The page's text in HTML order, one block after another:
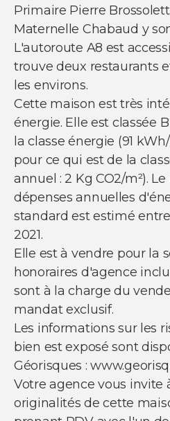
Primaire Pierre
Maternelle Chabaud y
L'autoroute A8 est
trouve deux restaurants
les environs.
Cette maison est très
énergie. Elle est classée
la classe énergie (91
pour ce qui est de la
annuel : 2 Kg CO2/m²).
dépenses annuelles
standard est estimé
2021.
Elle est à vendre pour la
honoraires d'agence
sont à la charge du
mandat exclusif.
Les informations sur les
bien est exposé sont
Géorisques :
Votre agence vous invite
originalités de cette